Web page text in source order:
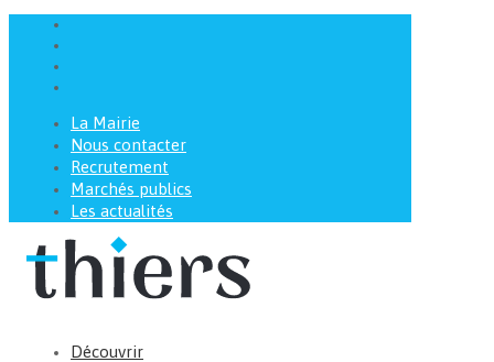
La Mairie
Nous contacter
Recrutement
Marchés publics
Les actualités
Découvrir